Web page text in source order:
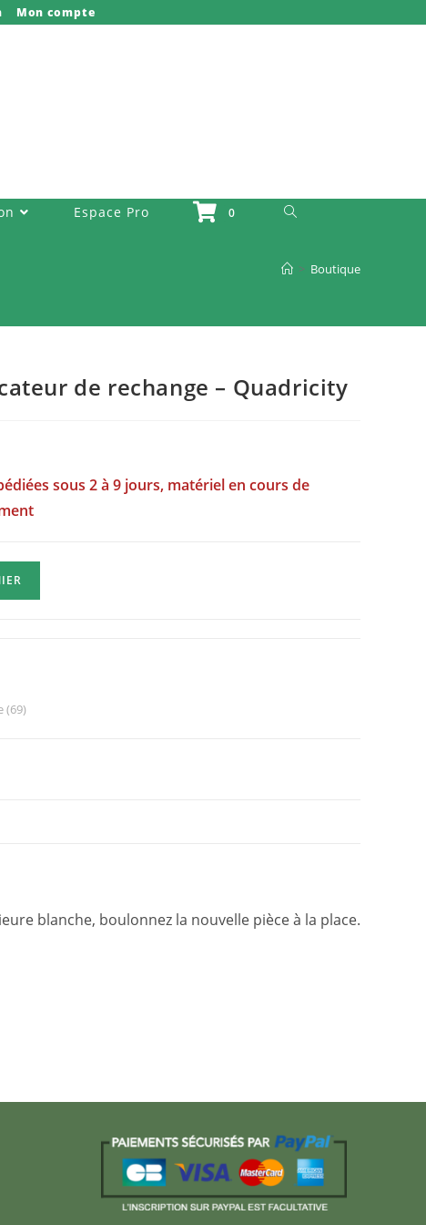
Mon compte
Espace Pro 0 Toggle Website Search
> Boutique
de rechange – Quadricity
sous 2 à 9 jours, matériel en cours de
(69)
blanche, boulonnez la nouvelle pièce à la place.